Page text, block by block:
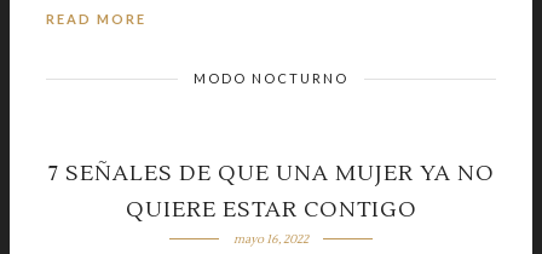
READ MORE
MODO NOCTURNO
7 SEÑALES DE QUE UNA MUJER YA NO
QUIERE ESTAR CONTIGO
mayo 16, 2022